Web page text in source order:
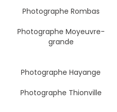
Photographe Rombas
Photographe Moyeuvre-
grande
Photographe Hayange
Photographe Thionville